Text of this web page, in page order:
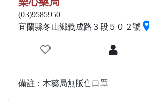
(03)9585950
宜蘭縣冬山鄉義成路３段５０２號
備註：本藥局無販售口罩